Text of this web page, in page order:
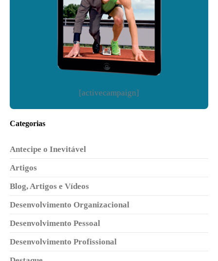
[activecampaign]
Categorias
Antecipe o Inevitável
Artigos
Blog, Artigos e Vídeos
Desenvolvimento Organizacional
Desenvolvimento Pessoal
Desenvolvimento Profissional